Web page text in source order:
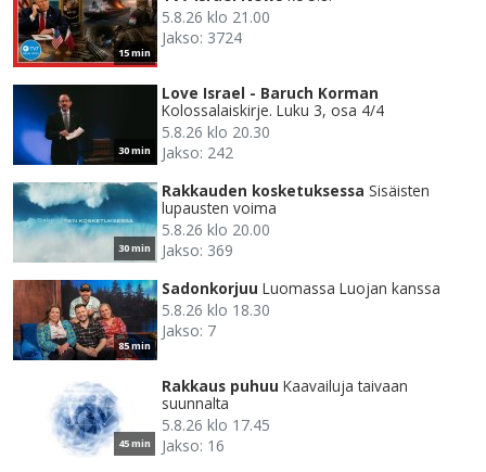
15 min
5.8.26 klo 21.00
Jakso: 3724
30 min
Love Israel - Baruch Korman
Kolossalaiskirje. Luku 3, osa 4/4
5.8.26 klo 20.30
Jakso: 242
30 min
Rakkauden kosketuksessa Sisäisten
lupausten voima
5.8.26 klo 20.00
Jakso: 369
85 min
Sadonkorjuu Luomassa Luojan kanssa
5.8.26 klo 18.30
Jakso: 7
45 min
Rakkaus puhuu Kaavailuja taivaan
suunnalta
5.8.26 klo 17.45
Jakso: 16